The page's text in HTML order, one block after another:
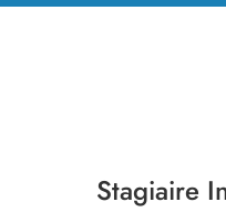
Stagiaire